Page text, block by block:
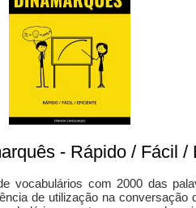
- Rápido / Fácil /
vocabulários com 2000 das
de utilização na conversação